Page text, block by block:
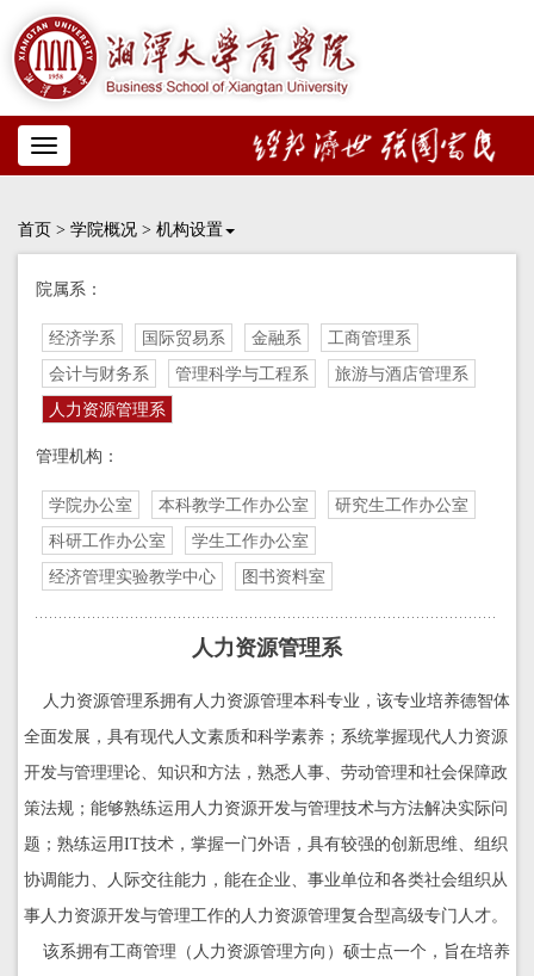
Toggle
navigation
首页 > 学院概况 > 机构设置
院属系：
经济学系 国际贸易系 金融系
工商管理系
会计与财务系
管理科学与工程系
旅游与酒店管理系
人力资源管理系
管理机构：
学院办公室 本科教学工作办公室
研究生工作办公室
科研工作办公室
学生工作办公室
经济管理实验教学中心
图书资料室
人力资源管理系
人力资源管理系拥有人力资源管理本科专业，该专业培养德智体
全面发展，具有现代人文素质和科学素养；系统掌握现代人力资源
开发与管理理论、知识和方法，熟悉人事、劳动管理和社会保障政
策法规；能够熟练运用人力资源开发与管理技术与方法解决实际问
题；熟练运用IT技术，掌握一门外语，具有较强的创新思维、组织
协调能力、人际交往能力，能在企业、事业单位和各类社会组织从
事人力资源开发与管理工作的人力资源管理复合型高级专门人才。
该系拥有工商管理（人力资源管理方向）硕士点一个，旨在培养